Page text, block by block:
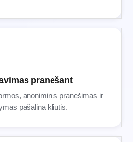
pranešant
anoniminis pranešimas ir
pašalina kliūtis.